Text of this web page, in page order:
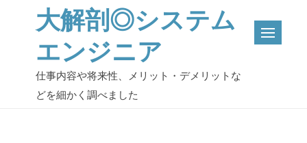
大解剖◎システム
エンジニア
仕事内容や将来性、メリット・デメリットな
どを細かく調べました